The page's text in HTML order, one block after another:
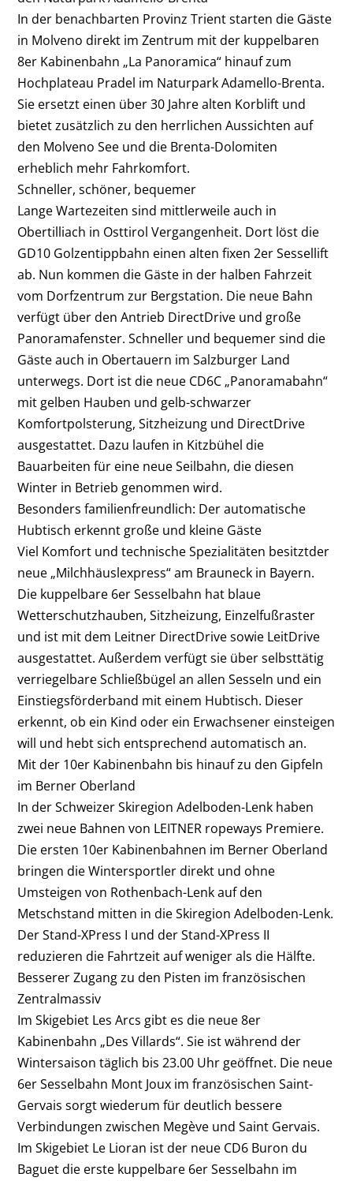
In der benachbarten Provinz Trient starten die Gäste
in Molveno direkt im Zentrum mit der kuppelbaren
8er Kabinenbahn „La Panoramica“ hinauf zum
Hochplateau Pradel im Naturpark Adamello-Brenta.
Sie ersetzt einen über 30 Jahre alten Korblift und
bietet zusätzlich zu den herrlichen Aussichten auf
den Molveno See und die Brenta-Dolomiten
erheblich mehr Fahrkomfort.
Schneller, schöner, bequemer
Lange Wartezeiten sind mittlerweile auch in
Obertilliach in Osttirol Vergangenheit. Dort löst die
GD10 Golzentippbahn einen alten fixen 2er Sessellift
ab. Nun kommen die Gäste in der halben Fahrzeit
vom Dorfzentrum zur Bergstation. Die neue Bahn
verfügt über den Antrieb DirectDrive und große
Panoramafenster. Schneller und bequemer sind die
Gäste auch in Obertauern im Salzburger Land
unterwegs. Dort ist die neue CD6C „Panoramabahn“
mit gelben Hauben und gelb-schwarzer
Komfortpolsterung, Sitzheizung und DirectDrive
ausgestattet. Dazu laufen in Kitzbühel die
Bauarbeiten für eine neue Seilbahn, die diesen
Winter in Betrieb genommen wird.
Besondersfamilienfreundlich: Der automatische
Hubtisch erkennt große und kleine Gäste
Viel Komfort und technische Spezialitäten besitztder
neue „Milchhäuslexpress“ am Brauneck in Bayern.
Die kuppelbare 6er Sesselbahn hat blaue
Wetterschutzhauben, Sitzheizung, Einzelfußraster
und ist mit dem Leitner DirectDrive sowie LeitDrive
ausgestattet. Außerdem verfügt sie über selbsttätig
verriegelbare Schließbügel an allen Sesseln und ein
Einstiegsförderband mit einem Hubtisch. Dieser
erkennt, ob ein Kind oder ein Erwachsener einsteigen
will und hebt sich entsprechend automatisch an.
Mit der 10er Kabinenbahn bis hinauf zu den Gipfeln
im Berner Oberland
In der Schweizer Skiregion Adelboden-Lenk haben
zwei neue Bahnen von LEITNER ropeways Premiere.
Die ersten 10er Kabinenbahnen im Berner Oberland
bringen die Wintersportler direkt und ohne
Umsteigen von Rothenbach-Lenk auf den
Metschstand mitten in die Skiregion Adelboden-Lenk.
Der Stand-XPress I und der Stand-XPress II
reduzieren die Fahrtzeit auf weniger als die Hälfte.
Besserer Zugang zu den Pisten im französischen
Zentralmassiv
Im Skigebiet Les Arcs gibt es die neue 8er
Kabinenbahn „Des Villards“. Sie ist während der
Wintersaison täglich bis 23.00 Uhr geöffnet. Die neue
6er Sesselbahn Mont Joux im französischen Saint-
Gervais sorgt wiederum für deutlich bessere
Verbindungen zwischen Megève und Saint Gervais.
Im Skigebiet Le Lioran ist der neue CD6 Buron du
Baguet die erste kuppelbare 6er Sesselbahn im